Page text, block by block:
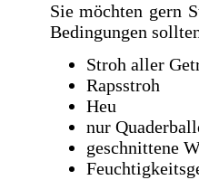
Sie möchten gern
Bedingungen
Stroh aller
Rapsstroh
Heu
nur
geschnittene